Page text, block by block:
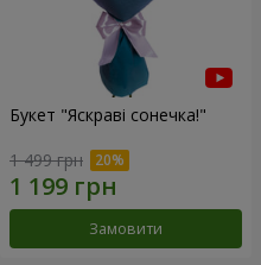
Букет "Яскраві сонечка!"
1 499 грн
Замовити